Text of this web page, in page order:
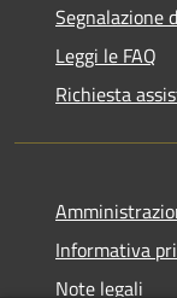
Segnalazione
Leggi le FAQ
Richiesta
Informativa
Note legali